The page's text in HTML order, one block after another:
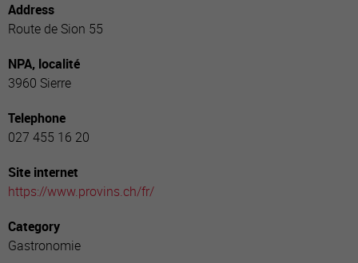
Address
Route de Sion 55
NPA, localité
3960 Sierre
Telephone
027 455 16 20
Site internet
https://www.provins.ch/fr/
Category
Gastronomie